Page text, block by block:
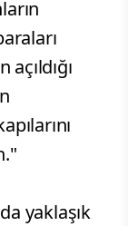
yaklaşık